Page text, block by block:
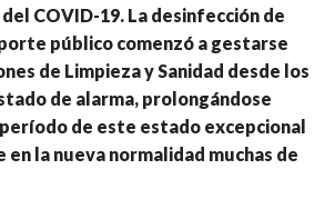
COVID-19. La desinfección de
público comenzó a gestarse
de Limpieza y Sanidad desde los
de alarma, prolongándose
de este estado excepcional
en la nueva normalidad muchas de